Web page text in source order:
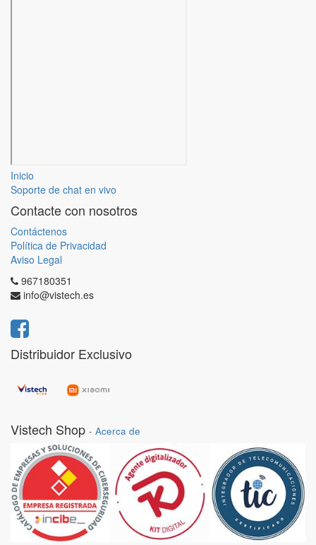
Inicio
Soporte de chat en vivo
Contacte con nosotros
Contáctenos
Política de Privacidad
Aviso Legal
967180351
info@vistech.es
Distribuidor Exclusivo
Vistech Shop - Acerca de